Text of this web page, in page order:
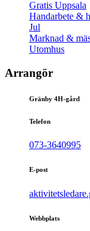
Gratis Uppsala
Handarbete &
Jul
Marknad &
Utomhus
Arrangör
Gränby 4H-gård
Telefon
073-3640995
E-post
Webbplats